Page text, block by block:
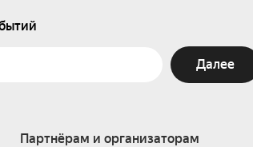
Далее
Партнёрам и организаторам